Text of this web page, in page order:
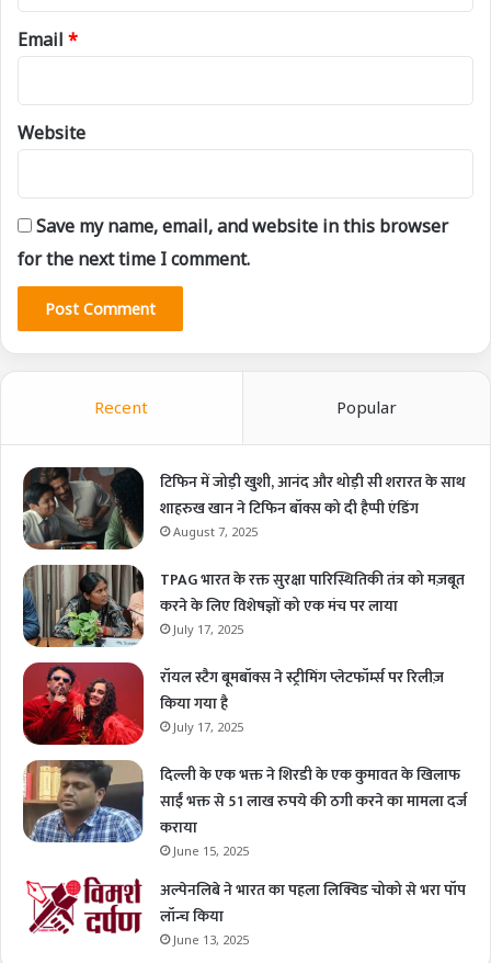
Email *
Website
Save my name, email, and website in this browser
for the next time I comment.
Recent Popular
टिफिन में जोड़ी खुशी, आनंद और थोड़ी सी शरारत के साथ
शाहरुख खान ने टिफिन बॉक्स को दी हैप्पी एंडिंग
August 7, 2025
TPAG भारत के रक्त सुरक्षा पारिस्थितिकी तंत्र को मज़बूत
करने के लिए विशेषज्ञों को एक मंच पर लाया
July 17, 2025
रॉयल स्टैग बूमबॉक्स ने स्ट्रीमिंग प्लेटफॉर्म्स पर रिलीज़
किया गया है
July 17, 2025
दिल्ली के एक भक्त ने शिरडी के एक कुमावत के खिलाफ
साईं भक्त से 51 लाख रुपये की ठगी करने का मामला दर्ज
कराया
June 15, 2025
अल्पेनलिबे ने भारत का पहला लिक्विड चोको से भरा पॉप
लॉन्च किया
June 13, 2025